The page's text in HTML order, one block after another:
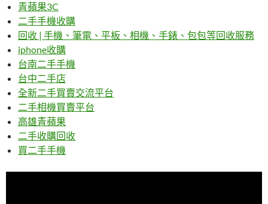
青蘋果3C
二手手機收購
回收 | 手機、筆電、平板、相機、手錶、包包等回收服務
iphone收購
台南二手手機
台中二手店
全新二手買賣交流平台
二手相機買賣平台
高雄青蘋果
二手收購回收
買二手手機